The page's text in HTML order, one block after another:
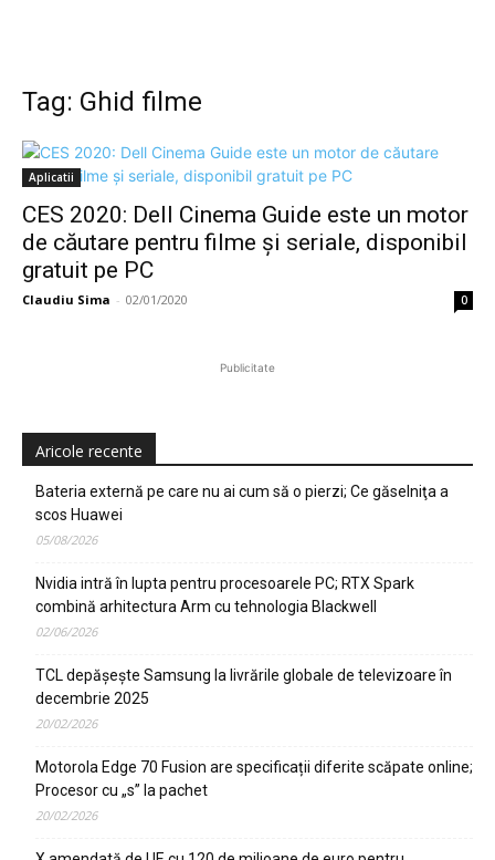
Tag: Ghid filme
Aplicatii
CES 2020: Dell Cinema Guide este un motor
de căutare pentru filme și seriale, disponibil
gratuit pe PC
Claudiu Sima - 02/01/2020 0
Publicitate
Aricole recente
Bateria externă pe care nu ai cum să o pierzi; Ce găselniţa a
scos Huawei
05/08/2026
Nvidia intră în lupta pentru procesoarele PC; RTX Spark
combină arhitectura Arm cu tehnologia Blackwell
02/06/2026
TCL depășește Samsung la livrările globale de televizoare în
decembrie 2025
20/02/2026
Motorola Edge 70 Fusion are specificații diferite scăpate online;
Procesor cu „s” la pachet
20/02/2026